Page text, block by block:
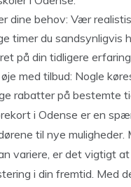
dine behov: Vær
timer du sandsynligvis
på din tidligere
med tilbud: Nogle
rabatter på bestemte
i Odense er en
til nye muligheder.
variere, er det vigtigt
i din fremtid. Med